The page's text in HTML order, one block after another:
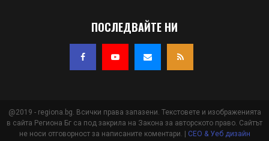
ПОСЛЕДВАЙТЕ НИ
@2019 - regiona.bg. Всички права запазени. Текстовете и изображенията
в сайта Региона Бг са под закрила на Закона за авторското право. Сайтът
не носи отговорност за написаните коментари. | СЕО & Уеб дизайн